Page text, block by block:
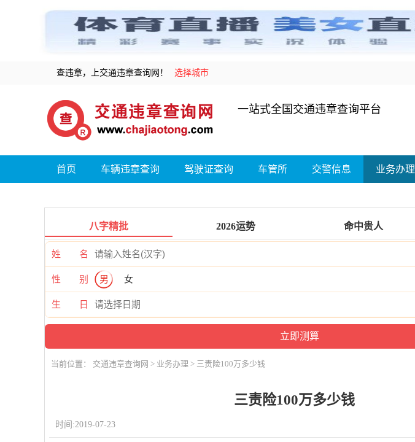
查违章，上交通违章查询网！ 选择城市
一站式全国交通违章查询平台
首页 车辆违章查询 驾驶证查询 车管所 交警信息 业务办理
八字精批 2026运势 命中贵人
姓 名
性 别 男 女
生 日
当前位置： 交通违章查询网 > 业务办理 > 三责险100万多少钱
三责险100万多少钱
时间:2019-07-23